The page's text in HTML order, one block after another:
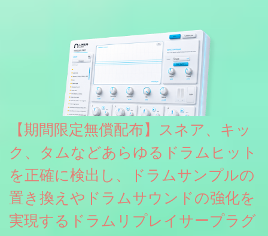
えるようになっています。総容量も7GBを超えます。複数の設定に
より音色が作りこまれているため、あらかじめアルペジオがプロ
グラムされているプリセットも多いですが、アルペジオを切るこ
とももちろんできます。 ほとんどのシンセライブラリは、音を一
度サンプリングしてベロシティで音量を調整します。 しかし、
ELYSIONは違います。ビンテージシンセを含む様々な音源から、
複数のベロシティレイヤーにわたって録音し、各レイヤーを整形
することで、弱く演奏した場合と強く演奏した場合で、全く異な
る音色が得られます。単に音量を変えただけの同じ音ではありま
せん。
【期間限定無償配布】スネア、キッ
ク、タムなどあらゆるドラムヒット
を正確に検出し、ドラムサンプルの
置き換えやドラムサウンドの強化を
実現するドラムリプレイサープラグ